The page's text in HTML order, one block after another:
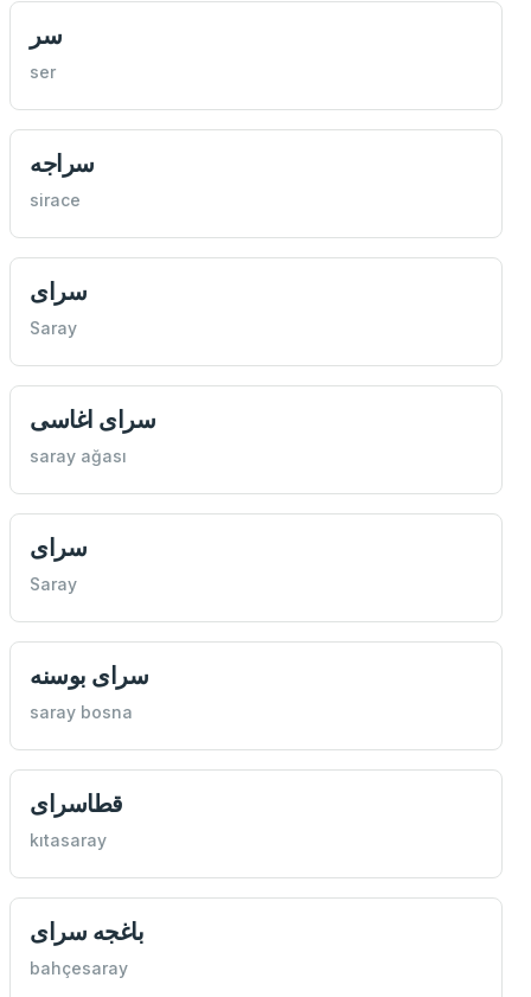
سر
ser
سراجه
sirace
سرای
Saray
سرای اغاسی
saray ağası
سرای
Saray
سرای بوسنه
saray bosna
قطاسرای
kıtasaray
باغجه سرای
bahçesaray